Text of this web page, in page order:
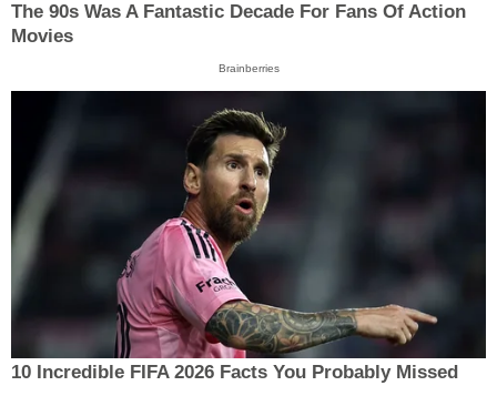
The 90s Was A Fantastic Decade For Fans Of Action
Movies
Brainberries
10 Incredible FIFA 2026 Facts You Probably Missed